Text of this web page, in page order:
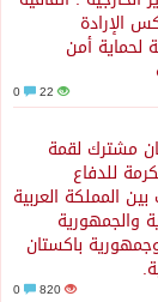
الإرادة
لحماية أمن
22
مشترك لقمة
للدفاع
المملكة العربية
والجمهورية
باكستان
820